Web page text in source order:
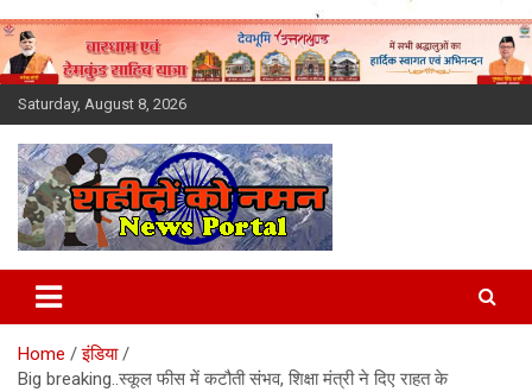
Skip
to
content
Saturday, August 8, 2026
Latest News Today, Breaking
News, Uttarakhand News in
Hindi
Home
इंडिया
Big breaking..स्कूल फीस में कटौती संभव, शिक्षा मंत्री ने दिए राहत के